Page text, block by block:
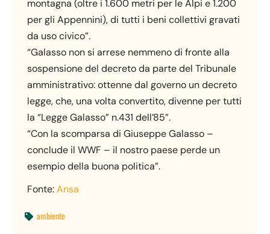
montagna (oltre i 1.600 metri per le Alpi e 1.200
per gli Appennini), di tutti i beni collettivi gravati
da uso civico”.
“Galasso non si arrese nemmeno di fronte alla
sospensione del decreto da parte del Tribunale
amministrativo: ottenne dal governo un decreto
legge, che, una volta convertito, divenne per tutti
la “Legge Galasso” n.431 dell’85”.
“Con la scomparsa di Giuseppe Galasso –
conclude il WWF – il nostro paese perde un
esempio della buona politica”.
Fonte:Ansa
 ambiente